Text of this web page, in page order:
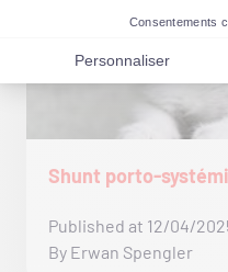
Shunt porto-
Published at 12/04/
By Erwan Spengler